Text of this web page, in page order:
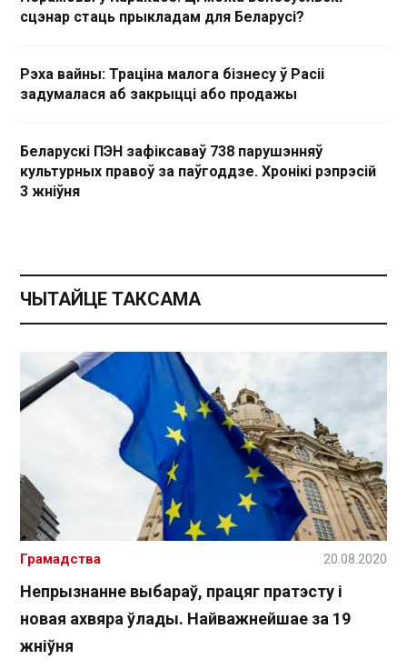
сцэнар стаць прыкладам для Беларусі?
Рэха вайны: Траціна малога бізнесу ў Расіі
задумалася аб закрыцці або продажы
Беларускі ПЭН зафіксаваў 738 парушэнняў
культурных правоў за паўгоддзе. Хронікі рэпрэсій
3 жніўня
ЧЫТАЙЦЕ ТАКСАМА
Непрызнанне выбараў, працяг пратэсту і
новая ахвяра ўлады. Найважнейшае за 19
жніўня
Грамадства 20.08.2020